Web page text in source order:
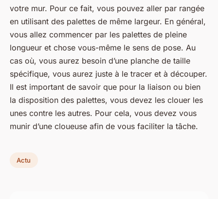
votre mur. Pour ce fait, vous pouvez aller par rangée
en utilisant des palettes de même largeur. En général,
vous allez commencer par les palettes de pleine
longueur et chose vous-même le sens de pose. Au
cas où, vous aurez besoin d’une planche de taille
spécifique, vous aurez juste à le tracer et à découper.
Il est important de savoir que pour la liaison ou bien
la disposition des palettes, vous devez les clouer les
unes contre les autres. Pour cela, vous devez vous
munir d’une cloueuse afin de vous faciliter la tâche.
Actu